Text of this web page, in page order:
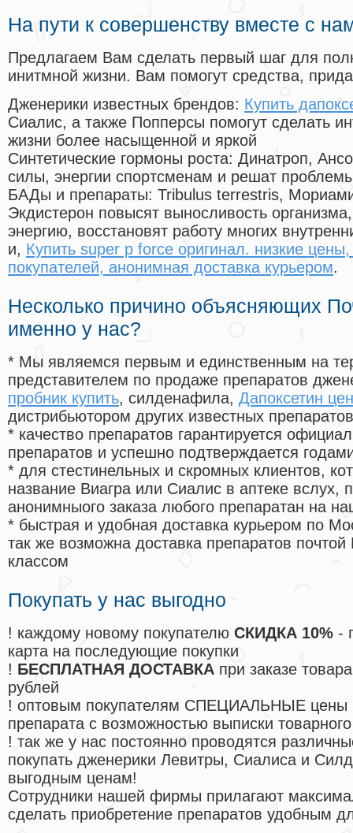
На пути к совершенству вместе с
Предлагаем Вам сделать первый шаг для
инитмной жизни. Вам помогут средства,
Дженерики известных брендов: Купить
Сиалис, а также Попперсы помогут сделать
жизни более насыщенной и яркой
Синтетические гормоны роста: Динатроп,
силы, энергии спортсменам и решат
БАДы и препараты: Tribulus terrestris,
Экдистерон повысят выносливость
энергию, восстановят работу многих
и, Купить super p force оригинал. низкие
покупателей, анонимная доставка курьером.
Несколько причино объясняющих
именно у нас?
* Мы являемся первым и единственным на
представителем по продаже препаратов
пробник купить, силденафила, Дапоксетин
дистрибьютором других известных препаратов
* качество препаратов гарантируется
препаратов и успешно подтверждается
* для стестинельных и скромных клиентов,
название Виагра или Сиалис в аптеке вслух,
анонимныого заказа любого препаратан на
* быстрая и удобная доставка курьером по
так же возможна доставка препаратов
классом
Покупать у нас выгодно
! каждому новому покупателю СКИДКА 10% -
карта на последующие покупки
! БЕСПЛАТНАЯ ДОСТАВКА при заказе
рублей
! оптовым покупателям СПЕЦИАЛЬНЫЕ цены
препарата с возможностью выписки
! так же у нас постоянно проводятся
покупать дженерики Левитры, Сиалиса и
выгодным ценам!
Cотрудники нашей фирмы прилагают
сделать приобретение препаратов удобным